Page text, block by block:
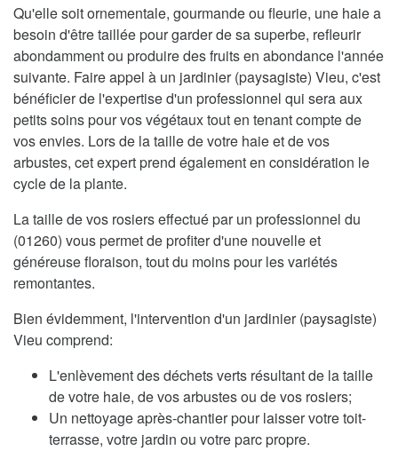
Qu'elle soit ornementale, gourmande ou fleurie, une haie a
besoin d'être taillée pour garder de sa superbe, refleurir
abondamment ou produire des fruits en abondance l'année
suivante. Faire appel à un jardinier (paysagiste) Vieu, c'est
bénéficier de l'expertise d'un professionnel qui sera aux
petits soins pour vos végétaux tout en tenant compte de
vos envies. Lors de la taille de votre haie et de vos
arbustes, cet expert prend également en considération le
cycle de la plante.
La taille de vos rosiers effectué par un professionnel du
(01260) vous permet de profiter d'une nouvelle et
généreuse floraison, tout du moins pour les variétés
remontantes.
Bien évidemment, l'intervention d'un jardinier (paysagiste)
Vieu comprend:
L'enlèvement des déchets verts résultant de la taille
de votre haie, de vos arbustes ou de vos rosiers;
Un nettoyage après-chantier pour laisser votre toit-
terrasse, votre jardin ou votre parc propre.